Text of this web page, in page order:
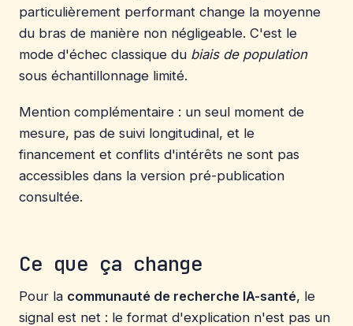
particulièrement performant change la moyenne
du bras de manière non négligeable. C'est le
mode d'échec classique du biais de population
sous échantillonnage limité.
Mention complémentaire : un seul moment de
mesure, pas de suivi longitudinal, et le
financement et conflits d'intérêts ne sont pas
accessibles dans la version pré-publication
consultée.
Ce que ça change
Pour la communauté de recherche IA-santé, le
signal est net : le format d'explication n'est pas un